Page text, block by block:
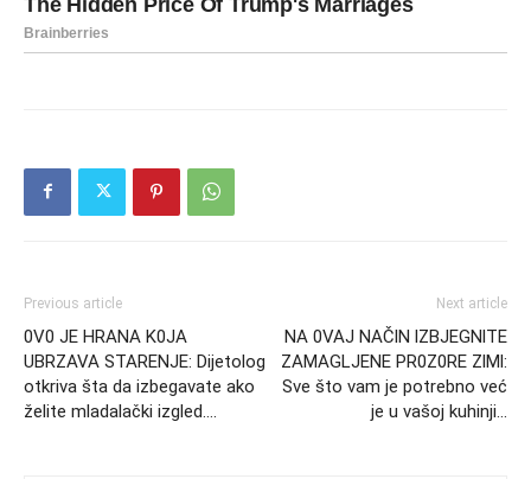
Previous article
0V0 JE HRANA K0JA
UBRZAVA STARENJE: Dijetolog
otkriva šta da izbegavate ako
želite mladalački izgled….
Next article
NA 0VAJ NAČlN lZBJEGNlTE
ZAMAGLJENE PR0Z0RE ZlMl:
Sve što vam je potrebno već
je u vašoj kuhinji…